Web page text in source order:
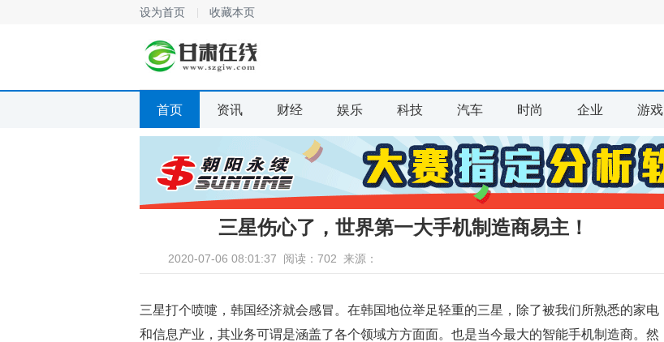
设为首页 收藏本页
首页 资讯 财经 娱乐 科技 汽车 时尚 企业 游戏
三星伤心了，世界第一大手机制造商易主！
2020-07-06 08:01:37 阅读：702 来源：
三星打个喷嚏，韩国经济就会感冒。在韩国地位举足轻重的三星，除了被我们所熟悉的家电
和信息产业，其业务可谓是涵盖了各个领域方方面面。也是当今最大的智能手机制造商。然